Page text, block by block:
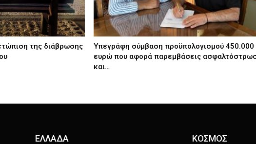
της διάβρωσης
Υπεγράφη σύμβαση προϋπολογισμού 450.000
ευρώ που αφορά παρεμβάσεις
και…
ΕΛΛΑΔΑ ΚΟΣΜΟΣ